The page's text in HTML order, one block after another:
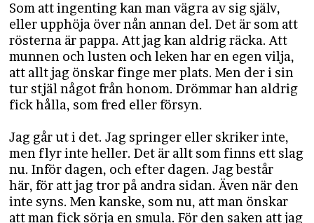
Som att ingenting kan man vägra av sig själv,
eller upphöja över nån annan del. Det är som att
rösterna är pappa. Att jag kan aldrig räcka. Att
munnen och lusten och leken har en egen vilja,
att allt jag önskar finge mer plats. Men der i sin
tur stjäl något från honom. Drömmar han aldrig
fick hålla, som fred eller försyn.
Jag går ut i det. Jag springer eller skriker inte,
men flyr inte heller. Det är allt som finns ett slag
nu. Inför dagen, och efter dagen. Jag består
här, för att jag tror på andra sidan. Även när den
inte syns. Men kanske, som nu, att man önskar
att man fick sörja en smula. För den saken att jag